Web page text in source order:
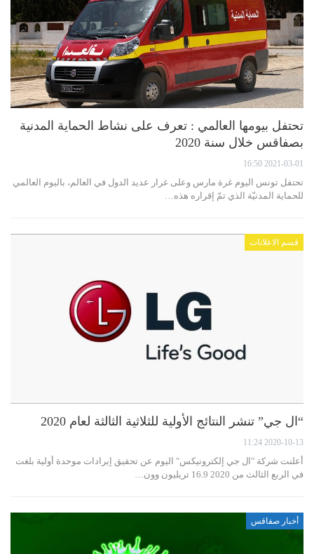
تحتفل بيومها العالمي : تعرف على نشاط الحماية المدنية
بصفاقس خلال سنة 2020
2021-03-01 16:50
تحتفل تونس اليوم غرة مارس وعلى غرار عديد الدول في العالم، باليوم العالمي
للحماية المدنيّة الذي تمّ إقراره هذه…
قسم الاعلانات
“ال جي” تنشر النتائج الأولية للثلاثية الثالثة لعام 2020
2020-10-13 11:24
أعلنت شركة "ال جي إلكترونيكس" اليوم عن تحقيق إيرادات موحدة أولية بلغت
في الربع الثالث من 2020 16.9 تريليون وون…
أخبار صفاقس